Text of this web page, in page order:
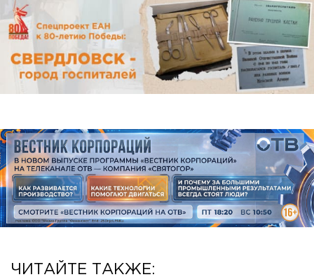
ЧИТАЙТЕ ТАКЖЕ: